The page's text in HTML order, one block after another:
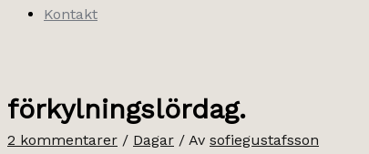
Kontakt
förkylningslördag.
2 kommentarer / Dagar / Av sofiegustafsson